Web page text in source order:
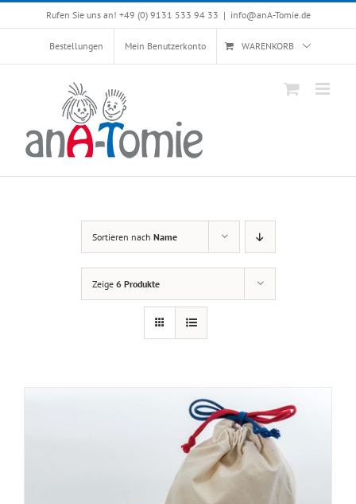
to
Rufen Sie uns an! +49 (0) 9131 533 94 33 | info@anA-Tomie.de
Bestellungen Mein Benutzerkonto WARENKORB
Sortieren nach Name
Zeige 6 Produkte